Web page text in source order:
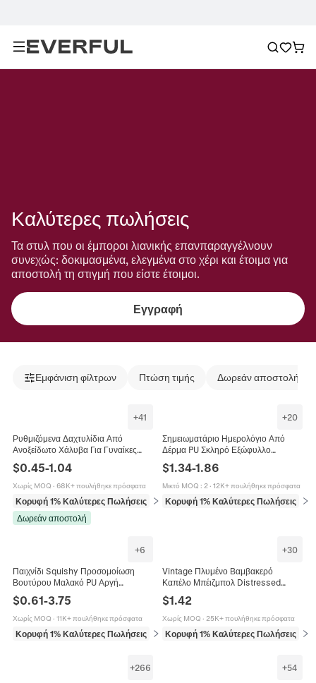
Καλύτερες πωλήσεις
Τα στυλ που οι έμποροι λιανικής επανπαραγγέλνουν
συνεχώς: δοκιμασμένα, ελεγμένα στο χέρι και έτοιμα για
αποστολή τη στιγμή που είστε έτοιμοι.
Εγγραφή
Εμφάνιση φίλτρων Πτώση τιμής Δωρεάν αποστολή
+41
Ρυθμιζόμενα Δαχτυλίδια Από
Ανοξείδωτο Χάλυβα Για Γυναίκες
Μινιμαλιστικά Καρδιά Μάτι Φύλλο
Γεωμετρικό Σμάλτο Κοσμήματα
$0.45-1.04
Χωρίς MOQ · 68K+ πουλήθηκε πρόσφατα
Κορυφή 1% Καλύτερες Πωλήσεις
σε Δαχτυλίδια
Δωρεάν αποστολή
+20
Σημειωματάριο Ημερολόγιο Από
Δέρμα PU Σκληρό Εξώφυλλο
Ελαστική Ζώνη Θήκη Στυλό Χαρτί
Ποιότητας Γραφείο Γραφή Με Τελείες
Γραμμές
$1.34-1.86
Μικτό MOQ : 2· 12K+ πουλήθηκε πρόσφατα
Κορυφή 1% Καλύτερες Πωλήσεις σε
+6
Παιχνίδι Squishy Προσομοίωση
Βουτύρου Μαλακό PU Αργή
Επαναφορά Παιχνίδι Πίεσης για
Αποφόρτιση από το Στρες για
Γραφείο Σχολείο
$0.61-3.75
Χωρίς MOQ · 11K+ πουλήθηκε πρόσφατα
Κορυφή 1% Καλύτερες Πωλήσεις σε Παιχνίδια
+30
Vintage Πλυμένο Βαμβακερό
Καπέλο Μπέιζμπολ Distressed
Μονόχρωμο Ρυθμιζόμενο Casual
Καπέλο Ηλίου για Άνδρες Γυναίκες
$1.42
Χωρίς MOQ · 25K+ πουλήθηκε πρόσφατα
Κορυφή 1% Καλύτερες Πωλήσεις σε
+266 +54